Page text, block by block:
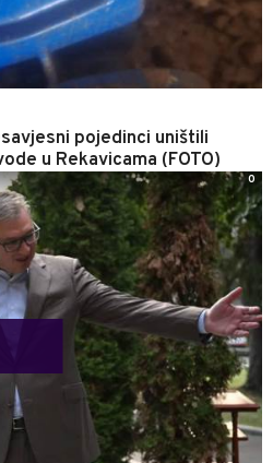
pojedinci uništili
u Rekavicama (FOTO)
0